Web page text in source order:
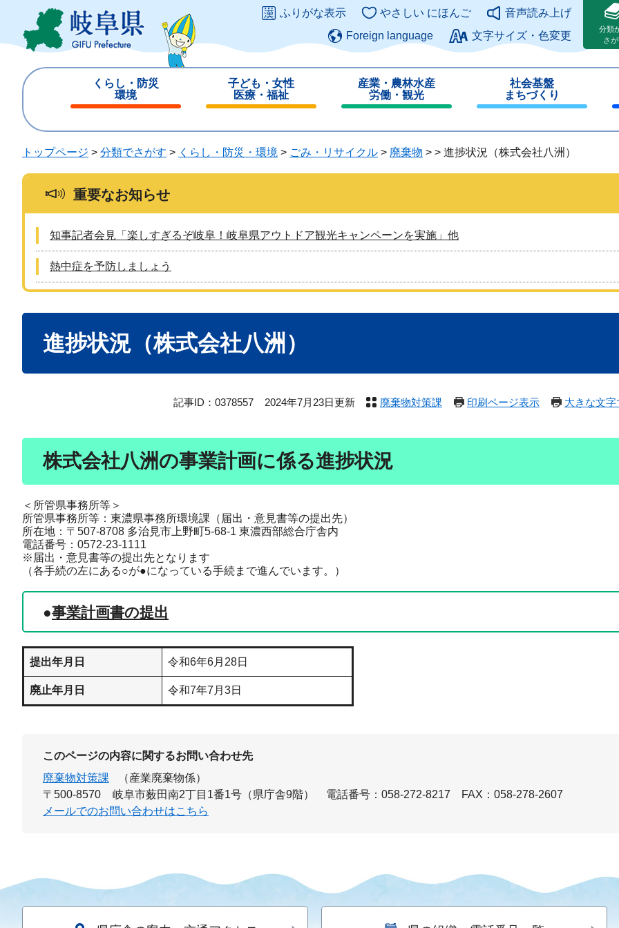
ジ
ュ
このページの本文へ
ふりがな表示 やさしい にほんご
音声読み上げ
Foreign language
文字サイズ・色変更
分類
さ
くらし・防災
環境
じ
子ども・女性
医療・福祉
じ
産業・農林水産
労働・観光
じ
る
社会基盤
まちづくり
じ
る
トップページ > 分類でさがす > くらし・防災・環境 > ごみ・リサイクル > 廃棄物 > > 進捗状況（株式会社八洲）
重要なお知らせ
知事記者会見「楽しすぎるぞ岐阜！岐阜県アウトドア観光キャンペーンを実施」他
熱中症を予防しましょう
進捗状況（株式会社八洲）
記事ID：0378557 2024年7月23日更新 廃棄物対策課 印刷ページ表示 大きな文
株式会社八洲の事業計画に係る進捗状況
＜所管県事務所等＞
所管県事務所等：東濃県事務所環境課（届出・意見書等の提出先）
所在地：〒507-8708 多治見市上野町5-68-1 東濃西部総合庁舎内
電話番号：0572-23-1111
※届出・意見書等の提出先となります
（各手続の左にある○が●になっている手続まで進んでいます。）
●事業計画書の提出
提出年月日 令和6年6月28日
廃止年月日 令和7年7月3日
このページの内容に関するお問い合わせ先
廃棄物対策課
（産業廃棄物係）
〒500-8570
岐阜市薮田南2丁目1番1号（県庁舎9階） 電話番号：058-272-8217
FAX：058-278-2607
メールでのお問い合わせはこちら